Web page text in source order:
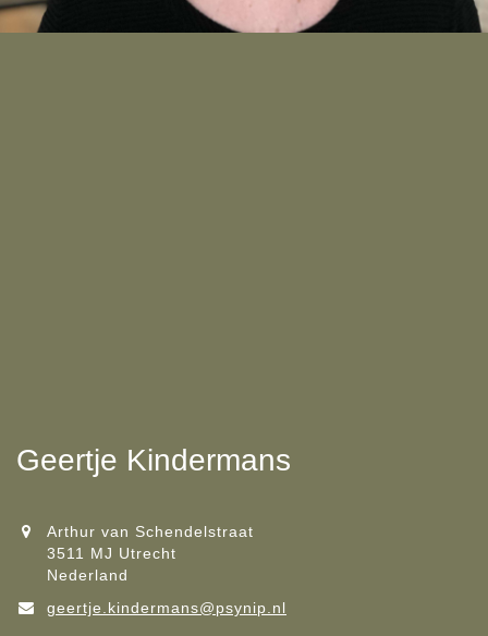
Geertje Kindermans
Arthur van Schendelstraat
3511 MJ Utrecht
Nederland
geertje.kindermans@psynip.nl